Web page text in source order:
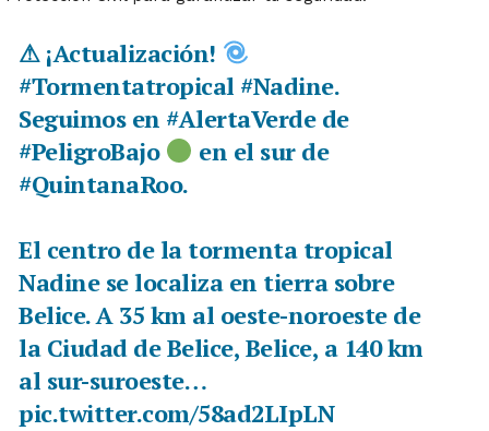
⚠ ¡Actualización!
#Tormentatropical #Nadine.
Seguimos en #AlertaVerdede
#PeligroBajo
en el sur de
#QuintanaRoo.
El centro de la tormenta tropical
Nadine se localiza en tierra sobre
Belice. A 35 km al oeste-noroeste de
la Ciudad de Belice, Belice, a 140 km
al sur-suroeste…
pic.twitter.com/58ad2LIpLN